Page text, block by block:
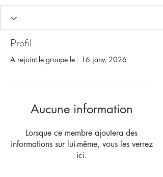
Profil
A rejoint le groupe le : 16 janv. 2026
Aucune information
Lorsque ce membre ajoutera des
informations sur lui-même, vous les verrez
ici.